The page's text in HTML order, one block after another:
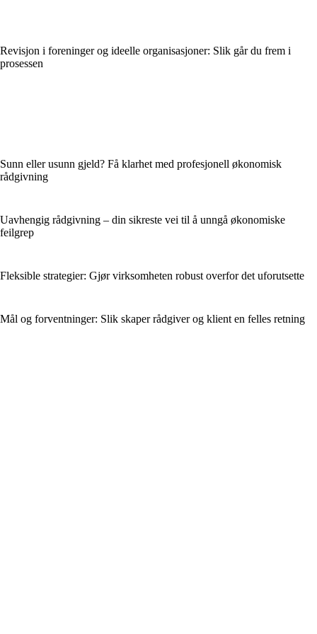
Revisjon i foreninger og ideelle organisasjoner: Slik går du frem i
prosessen
Sunn eller usunn gjeld? Få klarhet med profesjonell økonomisk
rådgivning
Uavhengig rådgivning – din sikreste vei til å unngå økonomiske
feilgrep
Fleksible strategier: Gjør virksomheten robust overfor det uforutsette
Mål og forventninger: Slik skaper rådgiver og klient en felles retning